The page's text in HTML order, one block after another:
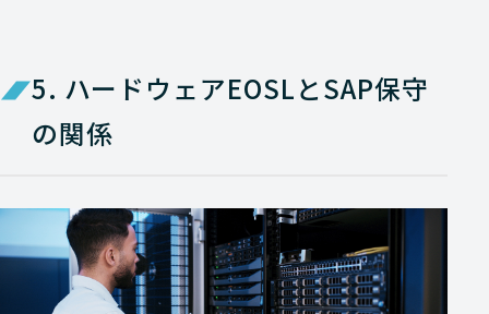
5. ハードウェアEOSLとSAP保守
の関係